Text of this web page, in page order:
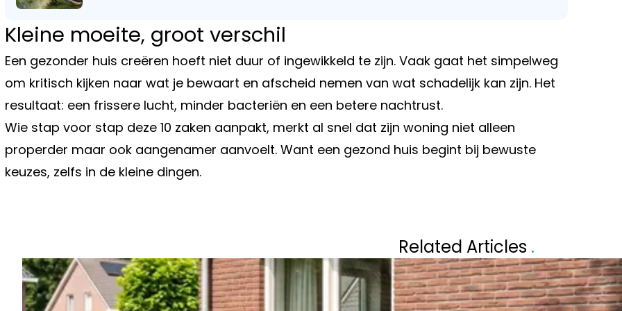
Kleine moeite, groot verschil
Een gezonder huis creëren hoeft niet duur of ingewikkeld te zijn. Vaak gaat het simpelweg
om kritisch kijken naar wat je bewaart en afscheid nemen van wat schadelijk kan zijn. Het
resultaat: een frissere lucht, minder bacteriën en een betere nachtrust.
Wie stap voor stap deze 10 zaken aanpakt, merkt al snel dat zijn woning niet alleen
properder maar ook aangenamer aanvoelt. Want een gezond huis begint bij bewuste
keuzes, zelfs in de kleine dingen.
VOORJAAR NOG ALS NIEUW ZIJN
DE REIS-TREND
EN STEEDS
DOEN?
Related Articles .